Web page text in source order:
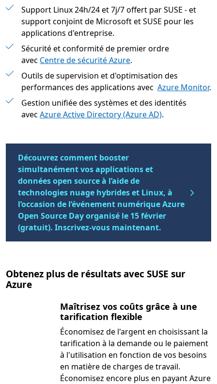
Support Linux 24h/24 et 7j/7 offert par SUSE - et
support conjoint de Microsoft et SUSE pour les
applications d'entreprise.
Sécurité et conformité de premier ordre
avec Centre de sécurité Azure.
Outils de supervision et d'optimisation des
performances des applications avec Azure Monitor.
Gestion unifiée des systèmes et des identités
avec Azure Active Directory (Azure AD).
Découvrez comment booster
simultanément vos applications et
données open source à l’aide de
technologies nuage hybrides et Linux, à
l’occasion de l’événement numérique Azure
Open Source Day organisé le 15 février
(gratuit). Inscrivez-vous maintenant.
Obtenez plus de résultats avec SUSE sur
Azure
Maîtrisez vos coûts grâce à une
tarification flexible
Économisez de l'argent en choisissant la
tarification à la demande ou le paiement
à l'utilisation en fonction de vos besoins
en matière de charges de travail.
Économisez encore plus en payant Azure